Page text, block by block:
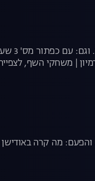
ריאליטי
| משחקי השף,
והפעם: מה קרה